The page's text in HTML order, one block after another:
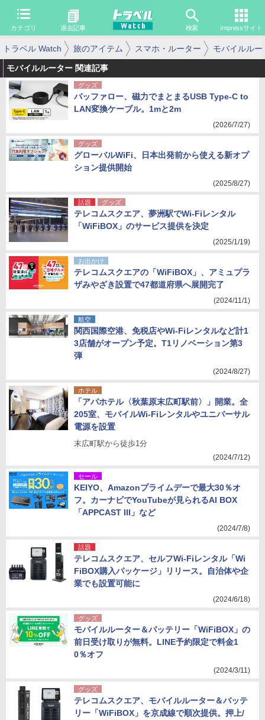
カテゴリ 過去記事 検索 Impressサイト
トラベル Watch 旅のアイテム スマホ・ルーター モバイルルー
モバイルルーター 関連記事
グッズ
バッファロー、磁力でまとまるUSB Type-C to
LAN変換ケーブル。1mと2m
(2026/7/27)
グッズ
グローバルWiFi、日本出発前から使える新オプ
ション提供開始
(2025/8/27)
話題 グッズ
テレコムスクエア、夢洲駅でWi-Fiレンタル
「WiFiBOX」のサービス提供を決定
(2025/1/19)
お出かけ
テレコムスクエアの「WiFiBOX」、アミュプラ
ザみやざき設置で47都道府県へ展開完了
(2024/11/1)
航空
関西国際空港、免税店やWi-Fiレンタルなど計1
3店舗がオープン予定。T1リノベーション第3
弾
(2024/8/27)
ホテル
「アパホテル〈秋葉原末広町駅前〉」開業。全
205室、モバイルWi-Fiレンタルやユニバーサル
電源を設置
末広町駅から徒歩1分
(2024/7/12)
セール
KEIYO、Amazonプライムデーで最大30％オ
フ。カーナビでYouTubeが見られるAI BOX
「APPCAST III」など
(2024/7/8)
話題
テレコムスクエア、セルフWi-Fiレンタル「Wi
FiBOX購入パッケージ」リリース。自治体や企
業でも設置可能に
(2024/6/18)
グッズ
モバイルルーター＆バッテリー「WiFiBOX」の
前日受け取りが無料。LINE予約限定で料金1
0％オフ
(2024/3/11)
グッズ
テレコムスクエア、モバイルルーター＆バッテ
リー「WiFiBOX」を京成線で順次提供。押上/